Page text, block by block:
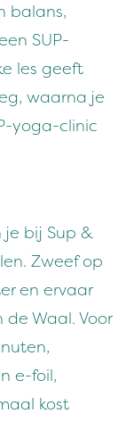
balans,
SUP-
les geeft
waarna je
yoga-clinic
je bij Sup &
Zweef op
en ervaar
Waal. Voor
e-foil,
kost